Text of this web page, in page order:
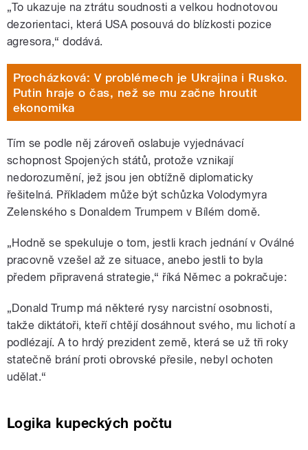
„To ukazuje na ztrátu soudnosti a velkou hodnotovou
dezorientaci, která USA posouvá do blízkosti pozice
agresora,“ dodává.
Procházková: V problémech je Ukrajina i Rusko.
Putin hraje o čas, než se mu začne hroutit
ekonomika
Tím se podle něj zároveň oslabuje vyjednávací
schopnost Spojených států, protože vznikají
nedorozumění, jež jsou jen obtížně diplomaticky
řešitelná. Příkladem může být schůzka Volodymyra
Zelenského s Donaldem Trumpem v Bílém domě.
„Hodně se spekuluje o tom, jestli krach jednání v Oválné
pracovně vzešel až ze situace, anebo jestli to byla
předem připravená strategie,“ říká Němec a pokračuje:
„Donald Trump má některé rysy narcistní osobnosti,
takže diktátoři, kteří chtějí dosáhnout svého, mu lichotí a
podlézají. A to hrdý prezident země, která se už tři roky
statečně brání proti obrovské přesile, nebyl ochoten
udělat.“
Logika kupeckých počtu